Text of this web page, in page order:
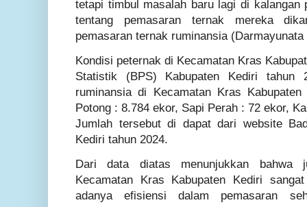
tetapi timbul masalah baru lagi di kalangan
tentang pemasaran ternak mereka
pemasaran ternak ruminansia
Kondisi peternak di Kecamatan Kras
Statistik (BPS) Kabupaten Kediri tahun
ruminansia di Kecamatan Kras
Potong : 8.784 ekor, Sapi Perah : 72 ekor,
Jumlah tersebut di dapat dari website
Kediri tahun 2024.
Dari data diatas menunjukkan bahwa
Kecamatan Kras Kabupaten Kediri
adanya efisiensi dalam pemasaran